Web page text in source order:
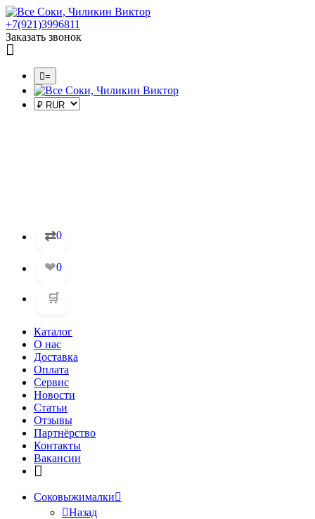
+7(921)3996811
Заказать звонок
=
⇄0
❤0
🛒
Каталог
О нас
Доставка
Оплата
Сервис
Новости
Статьи
Отзывы
Партнёрство
Контакты
Вакансии
Соковыжималки
Назад